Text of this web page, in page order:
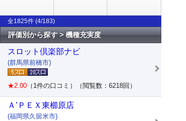
全1825件 (4/183)
評価別から探す > 機種充実度
スロット倶楽部ナビ
(群馬県前橋市)
★2.00 （1件の口コミ）（閲覧数：6218回）
Ａ’ＰＥＸ東櫛原店
(福岡県久留米市)